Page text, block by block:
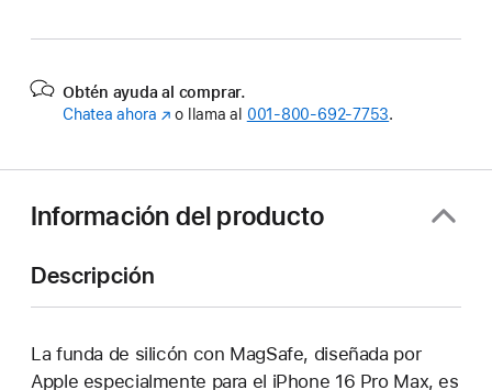
Obtén ayuda al comprar.
Chatea ahora (se
ventana)
o llama al 001‑800‑692‑7753.
Información del producto
Descripción
La funda de silicón con MagSafe, diseñada por
Apple especialmente para el iPhone 16 Pro Max, es